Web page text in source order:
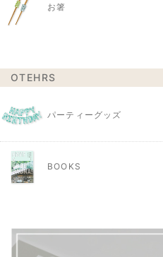
お箸
OTEHRS
パーティーグッズ
BOOKS